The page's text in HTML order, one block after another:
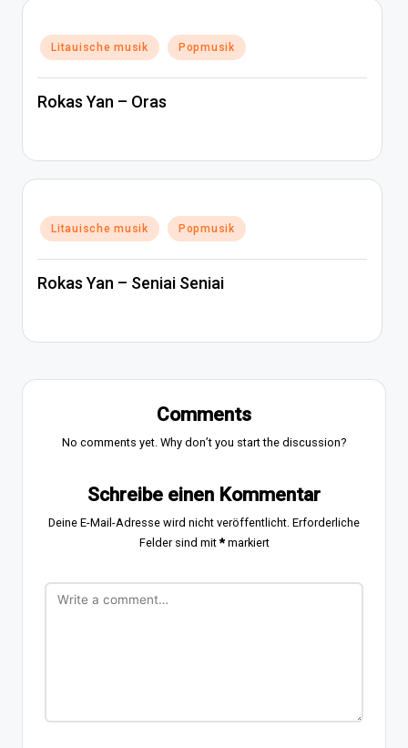
Posted
in
Litauische musik Popmusik
Rokas Yan – Oras
Posted
in
Litauische musik Popmusik
Rokas Yan – Seniai Seniai
Comments
No comments yet. Why don’t you start the discussion?
Schreibe einen Kommentar
Deine E-Mail-Adresse wird nicht veröffentlicht. Erforderliche
Felder sind mit*markiert